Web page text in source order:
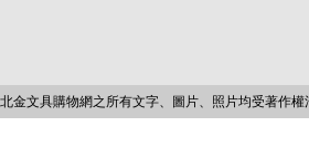
北金文具購物網之所有文字、圖片、照片均受著作